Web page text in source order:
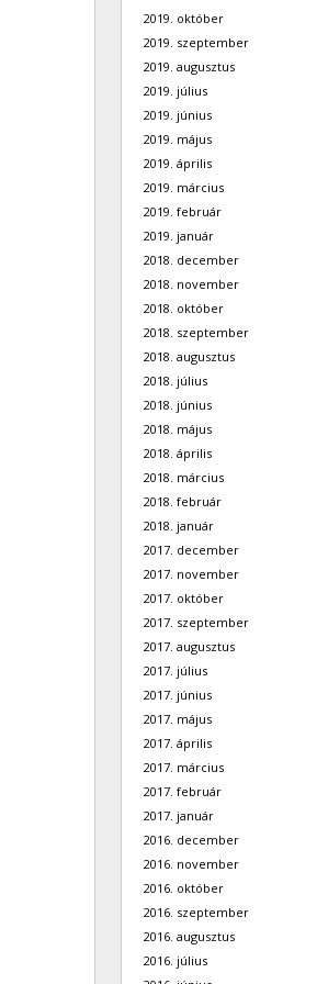
2019. október
2019. szeptember
2019. augusztus
2019. július
2019. június
2019. május
2019. április
2019. március
2019. február
2019. január
2018. december
2018. november
2018. október
2018. szeptember
2018. augusztus
2018. július
2018. június
2018. május
2018. április
2018. március
2018. február
2018. január
2017. december
2017. november
2017. október
2017. szeptember
2017. augusztus
2017. július
2017. június
2017. május
2017. április
2017. március
2017. február
2017. január
2016. december
2016. november
2016. október
2016. szeptember
2016. augusztus
2016. július